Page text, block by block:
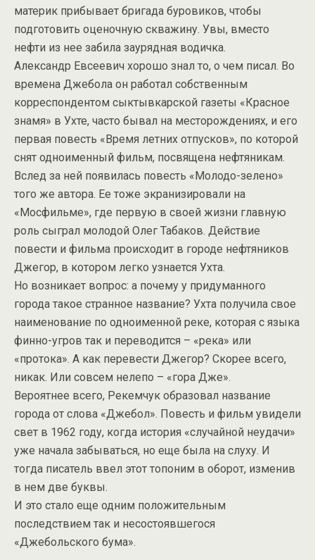
материк прибывает бригада буровиков, чтобы
подготовить оценочную скважину. Увы, вместо
нефти из нее забила заурядная водичка.
Александр Евсеевич хорошо знал то, о чем писал. Во
времена Джебола он работал собственным
корреспондентом сыктывкарской газеты «Красное
знамя» в Ухте, часто бывал на месторождениях, и его
первая повесть «Время летних отпусков», по которой
снят одноименный фильм, посвящена нефтяникам.
Вслед за ней появилась повесть «Молодо-зелено»
того же автора. Ее тоже экранизировали на
«Мосфильме», где первую в своей жизни главную
роль сыграл молодой Олег Табаков. Действие
повести и фильма происходит в городе нефтяников
Джегор, в котором легко узнается Ухта.
Но возникает вопрос: а почему у придуманного
города такое странное название? Ухта получила свое
наименование по одноименной реке, которая с языка
финно-угров так и переводится – «река» или
«протока». А как перевести Джегор? Скорее всего,
никак. Или совсем нелепо – «гора Дже».
Вероятнее всего, Рекемчук образовал название
города от слова «Джебол». Повесть и фильм увидели
свет в 1962 году, когда история «случайной неудачи»
уже начала забываться, но еще была на слуху. И
тогда писатель ввел этот топоним в оборот, изменив
в нем две буквы.
И это стало еще одним положительным
последствием так и несостоявшегося
«Джебольского бума».